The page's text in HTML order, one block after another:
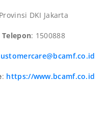
Provinsi DKI Jakarta
Telepon: 1500888
: https://www.bcamf.co.id